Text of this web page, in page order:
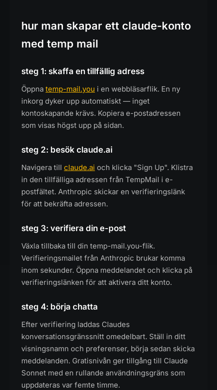
hur man skapar ett claude-konto
med temp mail
steg 1: skaffa en tillfällig adress
Öppna temp-mail.you i en webbläsarflik. En ny
inkorg dyker upp automatiskt — inget
kontoskapande krävs. Kopiera e-postadressen
som visas högst upp på sidan.
steg 2: besök claude.ai
Navigera till claude.ai och klicka "Sign Up". Klistra
in den tillfälliga adressen från TempMail i e-
postfältet. Anthropic skickar en verifieringslänk
för att bekräfta adressen.
steg 3: verifiera din e-post
Växla tillbaka till din temp-mail.you-flik.
Verifieringsmailet från Anthropic brukar komma
inom sekunder. Öppna meddelandet och klicka på
verifieringslänken för att aktivera ditt konto.
steg 4: börja chatta
Efter verifiering laddas Claudes
konversationsgränssnitt omedelbart. Ställ in ditt
visningsnamn och preferenser, börja sedan skicka
meddelanden. Gratisnivån ger tillgång till Claude
Sonnet med en rullande användningsgräns som
uppdateras var femte timme.